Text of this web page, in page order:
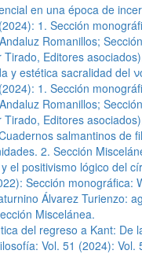
en una época de
1. Sección
Romanillos;
Editores
y estética sacralidad del
1. Sección
Romanillos;
Editores
salmantinos de
2. Sección
el positivismo lógico del
Sección monográfica:
Álvarez Turienzo:
Miscelánea.
del regreso a Kant: De
Vol. 51 (2024): Vol.